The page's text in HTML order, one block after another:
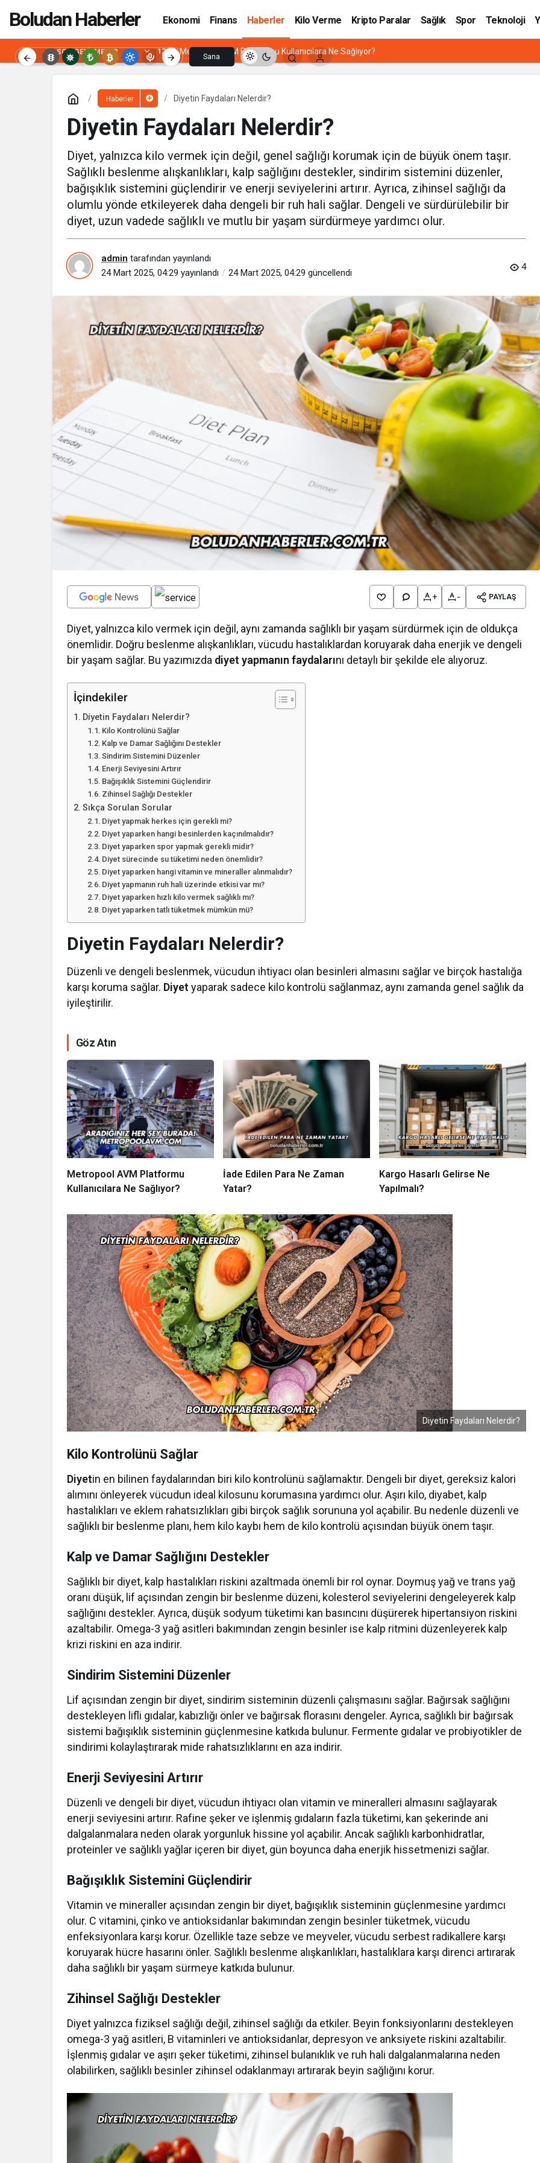
Boludan Haberler Ekonomi Finans Haberler Kilo Verme Kripto Paralar Sağlık Spor Teknoloji
Sana
SON GELIŞMELER 12:01 Metropool AVM Platformu Kullanıcılara Ne Sağlıyor?
Haberler Diyetin Faydaları Nelerdir?
Diyetin Faydaları Nelerdir?
Diyet, yalnızca kilo vermek için değil, genel sağlığı korumak için de büyük önem taşır.
Sağlıklı beslenme alışkanlıkları, kalp sağlığını destekler, sindirim sistemini düzenler,
bağışıklık sistemini güçlendirir ve enerji seviyelerini artırır. Ayrıca, zihinsel sağlığı da
olumlu yönde etkileyerek daha dengeli bir ruh hali sağlar. Dengeli ve sürdürülebilir bir
diyet, uzun vadede sağlıklı ve mutlu bir yaşam sürdürmeye yardımcı olur.
admin tarafından yayınlandı
24 Mart 2025, 04:29 yayınlandı 24 Mart 2025, 04:29 güncellendi
4
+ - PAYLAŞ
Diyet, yalnızca kilo vermek için değil, aynı zamanda sağlıklı bir yaşam sürdürmek için de oldukça
önemlidir. Doğru beslenme alışkanlıkları, vücudu hastalıklardan koruyarak daha enerjik ve dengeli
bir yaşam sağlar. Bu yazımızda diyet yapmanın faydalarını detaylı bir şekilde ele alıyoruz.
İçindekiler
Diyetin Faydaları Nelerdir?
Kilo Kontrolünü Sağlar
Kalp ve Damar Sağlığını Destekler
Sindirim Sistemini Düzenler
Enerji Seviyesini Artırır
Bağışıklık Sistemini Güçlendirir
Zihinsel Sağlığı Destekler
Sıkça Sorulan Sorular
Diyet yapmak herkes için gerekli mi?
Diyet yaparken hangi besinlerden kaçınılmalıdır?
Diyet yaparken spor yapmak gerekli midir?
Diyet sürecinde su tüketimi neden önemlidir?
Diyet yaparken hangi vitamin ve mineraller alınmalıdır?
Diyet yapmanın ruh hali üzerinde etkisi var mı?
Diyet yaparken hızlı kilo vermek sağlıklı mı?
Diyet yaparken tatlı tüketmek mümkün mü?
Diyetin Faydaları Nelerdir?
Düzenli ve dengeli beslenmek, vücudun ihtiyacı olan besinleri almasını sağlar ve birçok hastalığa
karşı koruma sağlar. Diyet yaparak sadece kilo kontrolü sağlanmaz, aynı zamanda genel sağlık da
iyileştirilir.
Göz Atın
Metropool AVM Platformu
Kullanıcılara Ne Sağlıyor?
İade Edilen Para Ne Zaman
Yatar?
Kargo Hasarlı Gelirse Ne
Yapılmalı?
Diyetin Faydaları Nelerdir?
Kilo Kontrolünü Sağlar
Diyetin en bilinen faydalarından biri kilo kontrolünü sağlamaktır. Dengeli bir diyet, gereksiz kalori
alımını önleyerek vücudun ideal kilosunu korumasına yardımcı olur. Aşırı kilo, diyabet, kalp
hastalıkları ve eklem rahatsızlıkları gibi birçok sağlık sorununa yol açabilir. Bu nedenle düzenli ve
sağlıklı bir beslenme planı, hem kilo kaybı hem de kilo kontrolü açısından büyük önem taşır.
Kalp ve Damar Sağlığını Destekler
Sağlıklı bir diyet, kalp hastalıkları riskini azaltmada önemli bir rol oynar. Doymuş yağ ve trans yağ
oranı düşük, lif açısından zengin bir beslenme düzeni, kolesterol seviyelerini dengeleyerek kalp
sağlığını destekler. Ayrıca, düşük sodyum tüketimi kan basıncını düşürerek hipertansiyon riskini
azaltabilir. Omega-3 yağ asitleri bakımından zengin besinler ise kalp ritmini düzenleyerek kalp
krizi riskini en aza indirir.
Sindirim Sistemini Düzenler
Lif açısından zengin bir diyet, sindirim sisteminin düzenli çalışmasını sağlar. Bağırsak sağlığını
destekleyen lifli gıdalar, kabızlığı önler ve bağırsak florasını dengeler. Ayrıca, sağlıklı bir bağırsak
sistemi bağışıklık sisteminin güçlenmesine katkıda bulunur. Fermente gıdalar ve probiyotikler de
sindirimi kolaylaştırarak mide rahatsızlıklarını en aza indirir.
Enerji Seviyesini Artırır
Düzenli ve dengeli bir diyet, vücudun ihtiyacı olan vitamin ve mineralleri almasını sağlayarak
enerji seviyesini artırır. Rafine şeker ve işlenmiş gıdaların fazla tüketimi, kan şekerinde ani
dalgalanmalara neden olarak yorgunluk hissine yol açabilir. Ancak sağlıklı karbonhidratlar,
proteinler ve sağlıklı yağlar içeren bir diyet, gün boyunca daha enerjik hissetmenizi sağlar.
Bağışıklık Sistemini Güçlendirir
Vitamin ve mineraller açısından zengin bir diyet, bağışıklık sisteminin güçlenmesine yardımcı
olur. C vitamini, çinko ve antioksidanlar bakımından zengin besinler tüketmek, vücudu
enfeksiyonlara karşı korur. Özellikle taze sebze ve meyveler, vücudu serbest radikallere karşı
koruyarak hücre hasarını önler. Sağlıklı beslenme alışkanlıkları, hastalıklara karşı direnci artırarak
daha sağlıklı bir yaşam sürmeye katkıda bulunur.
Zihinsel Sağlığı Destekler
Diyet yalnızca fiziksel sağlığı değil, zihinsel sağlığı da etkiler. Beyin fonksiyonlarını destekleyen
omega-3 yağ asitleri, B vitaminleri ve antioksidanlar, depresyon ve anksiyete riskini azaltabilir.
İşlenmiş gıdalar ve aşırı şeker tüketimi, zihinsel bulanıklık ve ruh hali dalgalanmalarına neden
olabilirken, sağlıklı besinler zihinsel odaklanmayı artırarak beyin sağlığını korur.
Metropool AVM Platformu
Ne Sağlıyor?